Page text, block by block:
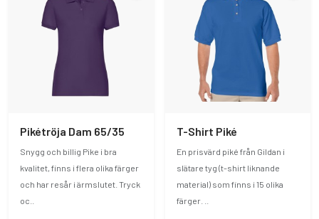
Pikétröja Dam 65/35
Snygg och billig Pike i bra
kvalitet, finns i flera olika färger
och har resår i ärmslutet. Tryck
oc..
T-Shirt Piké
En prisvärd piké från Gildan i
slätare tyg (t-shirt liknande
material) som finns i 15 olika
färger. ..